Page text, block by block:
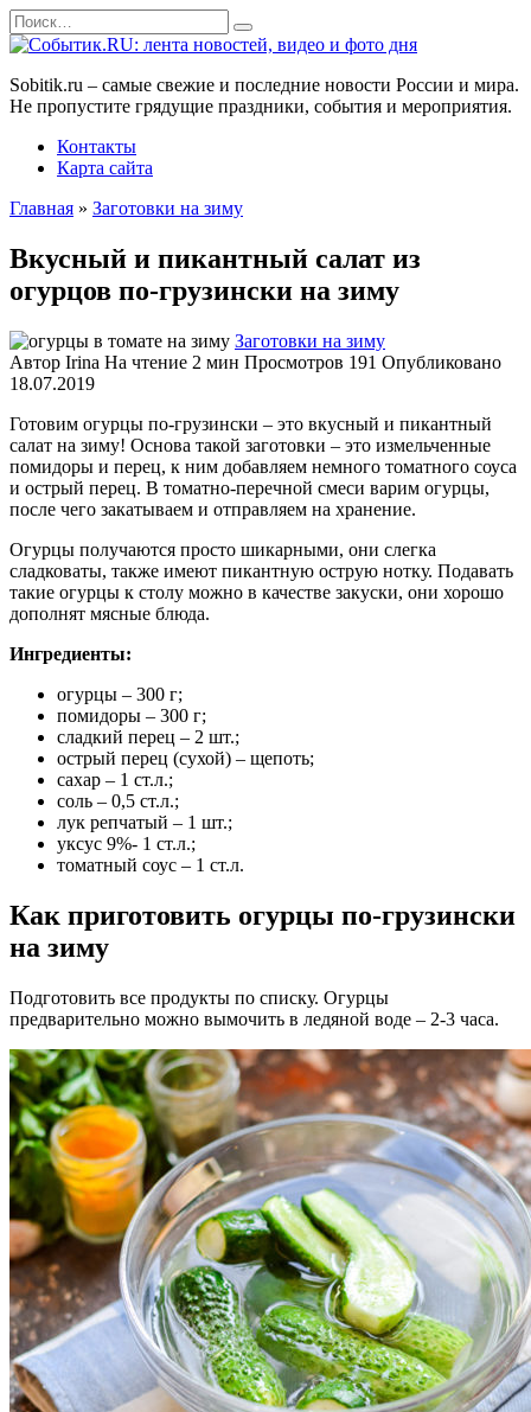
Перейти
к
Search
for:
Sobitik.ru – самые свежие и последние новости России и мира.
Не пропустите грядущие праздники, события и мероприятия.
Контакты
Карта сайта
Главная » Заготовки на зиму
Вкусный и пикантный салат из
огурцов по-грузински на зиму
Заготовки на зиму
Автор Irina На чтение 2 мин Просмотров 191 Опубликовано
18.07.2019
Готовим огурцы по-грузински – это вкусный и пикантный
салат на зиму! Основа такой заготовки – это измельченные
помидоры и перец, к ним добавляем немного томатного соуса
и острый перец. В томатно-перечной смеси варим огурцы,
после чего закатываем и отправляем на хранение.
Огурцы получаются просто шикарными, они слегка
сладковаты, также имеют пикантную острую нотку. Подавать
такие огурцы к столу можно в качестве закуски, они хорошо
дополнят мясные блюда.
Ингредиенты:
огурцы – 300 г;
помидоры – 300 г;
сладкий перец – 2 шт.;
острый перец (сухой) – щепоть;
сахар – 1 ст.л.;
соль – 0,5 ст.л.;
лук репчатый – 1 шт.;
уксус 9%- 1 ст.л.;
томатный соус – 1 ст.л.
Как приготовить огурцы по-грузински
на зиму
Подготовить все продукты по списку. Огурцы
предварительно можно вымочить в ледяной воде – 2-3 часа.